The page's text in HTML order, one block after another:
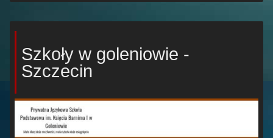
Szkoły w goleniowie -
Szczecin